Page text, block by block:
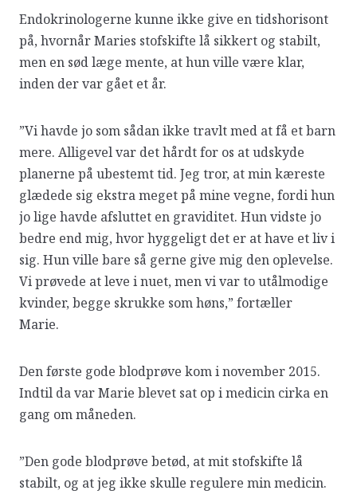
Endokrinologerne kunne ikke give en tidshorisont
på, hvornår Maries stofskifte lå sikkert og stabilt,
men en sød læge mente, at hun ville være klar,
inden der var gået et år.
”Vi havde jo som sådan ikke travlt med at få et barn
mere. Alligevel var det hårdt for os at udskyde
planerne på ubestemt tid. Jeg tror, at min kæreste
glædede sig ekstra meget på mine vegne, fordi hun
jo lige havde afsluttet en graviditet. Hun vidste jo
bedre end mig, hvor hyggeligt det er at have et liv i
sig. Hun ville bare så gerne give mig den oplevelse.
Vi prøvede at leve i nuet, men vi var to utålmodige
kvinder, begge skrukke som høns,” fortæller
Marie.
Den første gode blodprøve kom i november 2015.
Indtil da var Marie blevet sat op i medicin cirka en
gang om måneden.
”Den gode blodprøve betød, at mit stofskifte lå
stabilt, og at jeg ikke skulle regulere min medicin.